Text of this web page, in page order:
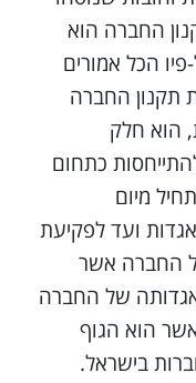
החברה הוא
הכל אמורים
תקנון החברה
הוא חלק
כתחום
מיום
ועד לפקיעת
החברה אשר
של החברה
הוא הגוף
בישראל.